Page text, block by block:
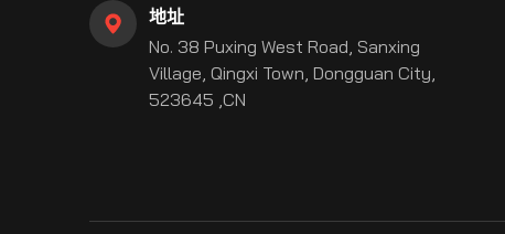
地址
No. 38 Puxing West Road, Sanxing
Village, Qingxi Town, Dongguan City,
523645 ,CN